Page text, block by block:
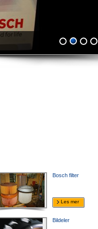
Bosch filter
Les mer
Bildeler